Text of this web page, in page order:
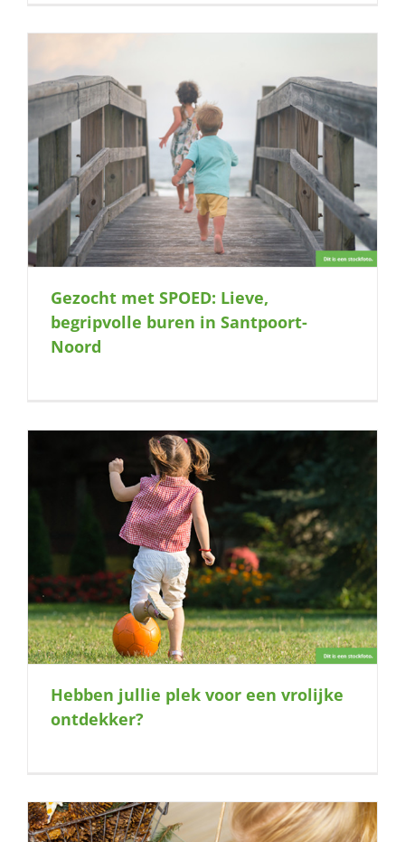
Gezocht met SPOED: Lieve,
begripvolle buren in Santpoort-
Noord
Hebben jullie plek voor een vrolijke
ontdekker?